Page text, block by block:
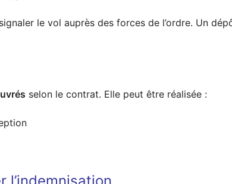
le vol auprès des forces de l’ordre. Un
selon le contrat. Elle peut être réalisée :